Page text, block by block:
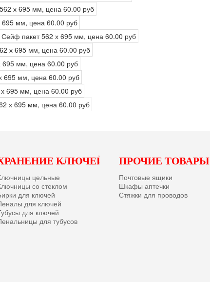
КЛЮЧЕЙ
цельные
со стеклом
для ключей
для ключей
для ключей
для тубусов
ПРОЧИЕ ТОВАРЫ
Почтовые ящики
Шкафы аптечки
Стяжки для проводов